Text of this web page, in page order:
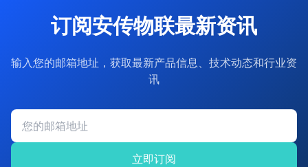
订阅安传物联最新资讯
输入您的邮箱地址，获取最新产品信息、技术动态和行业资
讯
立即订阅